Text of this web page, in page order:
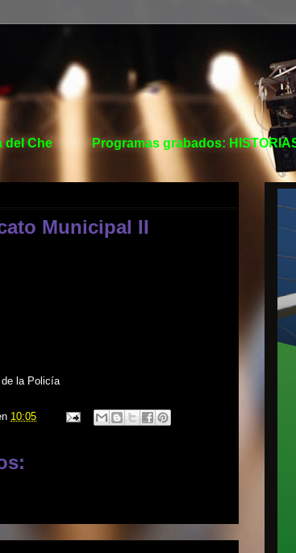
del Che Programas grabados:
Municipal II
de la Policía
10:05